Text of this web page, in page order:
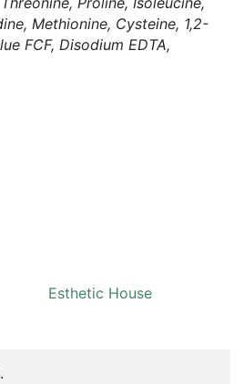
Methionine, Cysteine, 1,2-
FCF, Disodium EDTA,
Esthetic House